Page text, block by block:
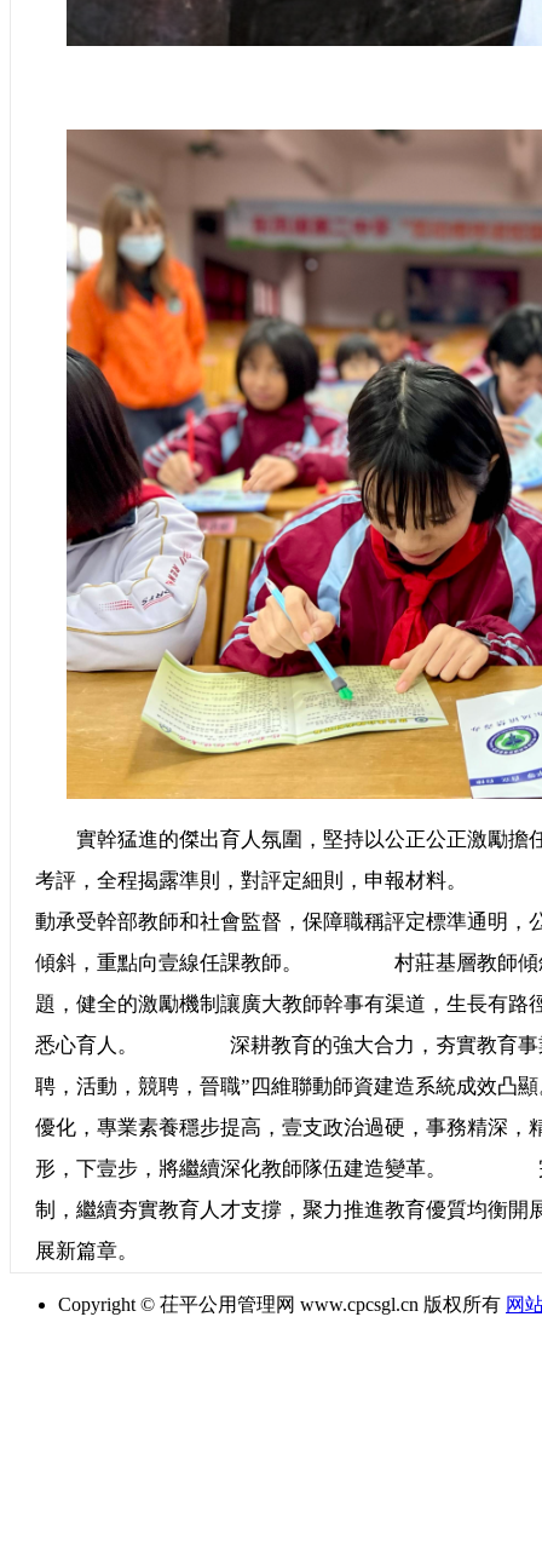
實幹猛進的傑出育人氛圍，堅持以公正公正激勵擔
考評，全程揭露準則，對評定細則，申報材料。
動承受幹部教師和社會監督，保障職稱評定標準通明，
傾斜，重點向壹線任課教師。 村莊基層教師傾斜
題，健全的激勵機制讓廣大教師幹事有渠道，生長有路
悉心育人。 深耕教育的強大合力，夯實教育事業
聘，活動，競聘，晉職”四維聯動師資建造系統成
優化，專業素養穩步提高，壹支政治過硬，事務精深，
形，下壹步，將繼續深化教師隊伍建造變革。 完
制，繼續夯實教育人才支撐，聚力推進教育優質均衡開
展新篇章。
Copyright © 茌平公用管理网 www.cpcsgl.cn 版权所有 网